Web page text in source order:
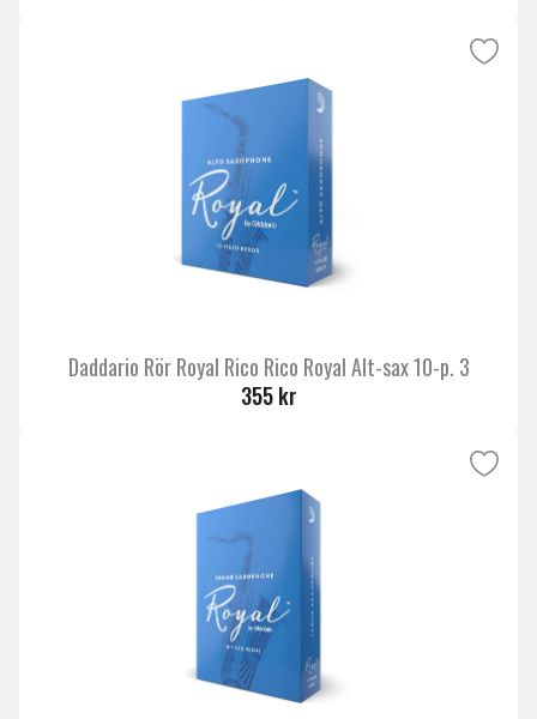
Daddario Rör Royal Rico Rico Royal Alt-sax 10-p. 3
355 kr